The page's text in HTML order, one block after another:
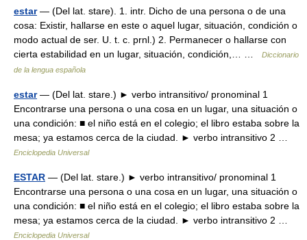
estar— (Del lat. stare). 1. intr. Dicho de una persona o de una
cosa: Existir, hallarse en este o aquel lugar, situación, condición o
modo actual de ser. U. t. c. prnl.) 2. Permanecer o hallarse con
cierta estabilidad en un lugar, situación, condición,… …
Diccionario
de la lengua española
estar— (Del lat. stare.) ► verbo intransitivo/ pronominal 1
Encontrarse una persona o una cosa en un lugar, una situación o
una condición: ■ el niño está en el colegio; el libro estaba sobre la
mesa; ya estamos cerca de la ciudad. ► verbo intransitivo 2 …
Enciclopedia Universal
ESTAR — (Del lat. stare.) ► verbo intransitivo/ pronominal 1
Encontrarse una persona o una cosa en un lugar, una situación o
una condición: ■ el niño está en el colegio; el libro estaba sobre la
mesa; ya estamos cerca de la ciudad. ► verbo intransitivo 2 …
Enciclopedia Universal